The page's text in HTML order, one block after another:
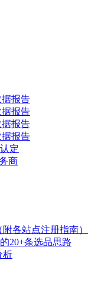
据报告
据报告
据报告
据报告
定
商
各站点注册指南）
20+条选品思路
析